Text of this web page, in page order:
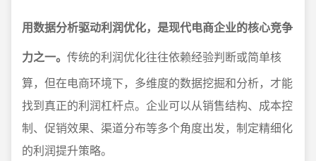
用数据分析驱动利润优化，是现代电商企业的核心竞争
力之一。 传统的利润优化往往依赖经验判断或简单核
算，但在电商环境下，多维度的数据挖掘和分析，才能
找到真正的利润杠杆点。企业可以从销售结构、成本控
制、促销效果、渠道分布等多个角度出发，制定精细化
的利润提升策略。